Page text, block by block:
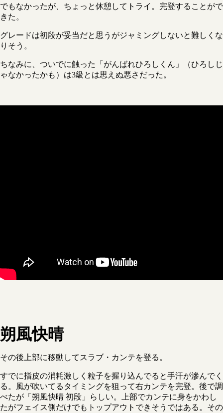
でもなかったが、ちょっと休憩してトライ。完登することがで
きた。
グレードは初段が妥当だと思うがジャミングしないと難しくな
りそう。
ちなみに、ついでに触った「がんばれひろしくん」（ひろしじ
ゃなかったかも）は3級とは思えぬ悪さだった。
朔風快晴
その後上部に移動してスラブ・カンテを登る。
すでに指皮の消耗激しく粒子を握り込んでると手汗が滲んでく
る。風が吹いてるタイミングを狙って右カンテを完登。後で調
べたが「朔風快晴 初段」らしい。上部でカンテに身をかわし
たがフェイス側だけでもトップアウトできそうではある。その